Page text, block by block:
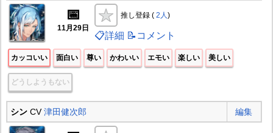
📅
11月29日
推し登録 ( 2人)
📋詳細 📝コメント
カッコいい 面白い 尊い かわいい エモい 楽しい 美しい
どうしようもない
シンCV津田健次郎 編集